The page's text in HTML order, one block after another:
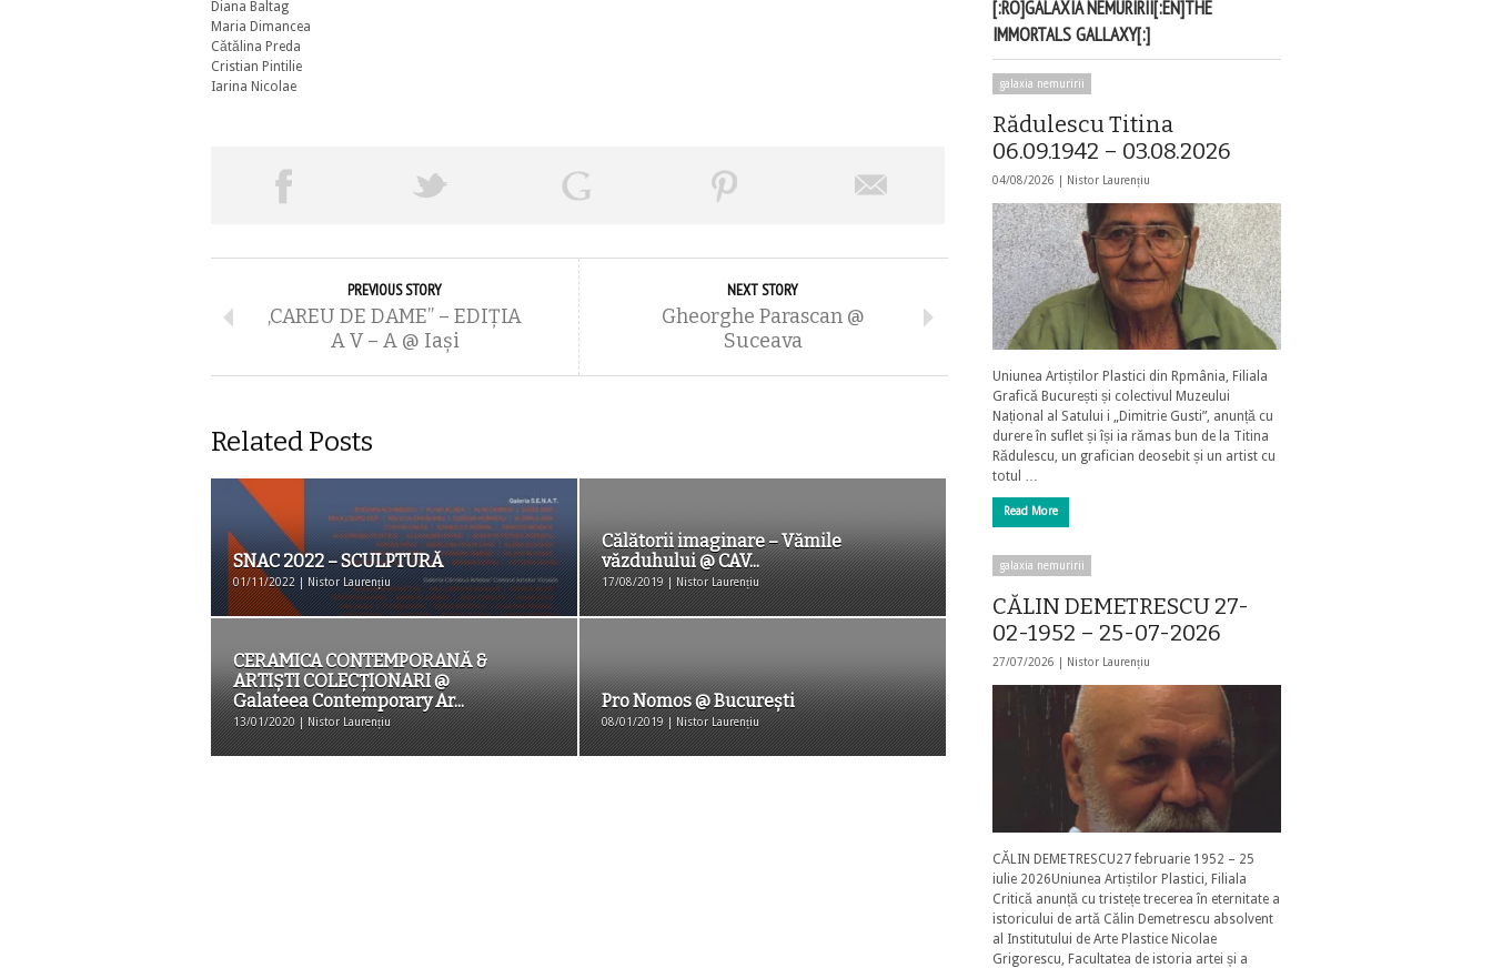
Diana Baltag
Maria Dimancea
Cătălina Preda
Cristian Pintilie
Iarina Nicolae
PREVIOUS STORY
,CAREU DE DAME” – EDIȚIA
A V – A @ Iași
NEXT STORY
Gheorghe Parascan @
Suceava
Related Posts
SNAC 2022 – SCULPTURĂ
01/11/2022 | Nistor Laurențiu
Călătorii imaginare – Vămile
văzduhului @ CAV...
17/08/2019 | Nistor Laurențiu
CERAMICA CONTEMPORANĂ &
ARTIȘTI COLECȚIONARI @
Galateea Contemporary Ar...
13/01/2020 | Nistor Laurențiu
Pro Nomos @ București
08/01/2019 | Nistor Laurențiu
[:RO]GALAXIA NEMURIRII[:EN]THE
IMMORTALS GALLAXY[:]
galaxia nemuririi
Rădulescu Titina
06.09.1942 – 03.08.2026
04/08/2026 | Nistor Laurențiu
Uniunea Artiștilor Plastici din Rpmânia, Filiala
Grafică București și colectivul Muzeului
Național al Satului i „Dimitrie Gusti”, anunță cu
durere în suflet și își ia rămas bun de la Titina
Rădulescu, un grafician deosebit și un artist cu
totul …
Read More
galaxia nemuririi
CĂLIN DEMETRESCU 27-
02-1952 – 25-07-2026
27/07/2026 | Nistor Laurențiu
CĂLIN DEMETRESCU27 februarie 1952 – 25
iulie 2026Uniunea Artiștilor Plastici, Filiala
Critică anunță cu tristețe trecerea în eternitate a
istoricului de artă Călin Demetrescu absolvent
al Institutului de Arte Plastice Nicolae
Grigorescu, Facultatea de istoria artei și a